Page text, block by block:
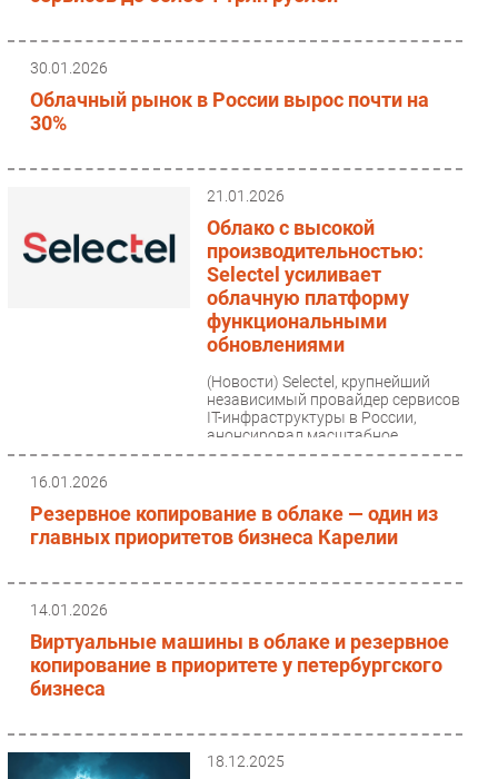
30.01.2026
Облачный рынок в России вырос почти на
30%
21.01.2026
Облако с высокой
производительностью:
Selectel усиливает
облачную платформу
функциональными
обновлениями
(Новости) Selectel, крупнейший
независимый провайдер сервисов
IT-инфраструктуры в России,
анонсировал масштабное
обновление облачной
16.01.2026
Резервное копирование в облаке — один из
главных приоритетов бизнеса Карелии
14.01.2026
Виртуальные машины в облаке и резервное
копирование в приоритете у петербургского
бизнеса
18.12.2025